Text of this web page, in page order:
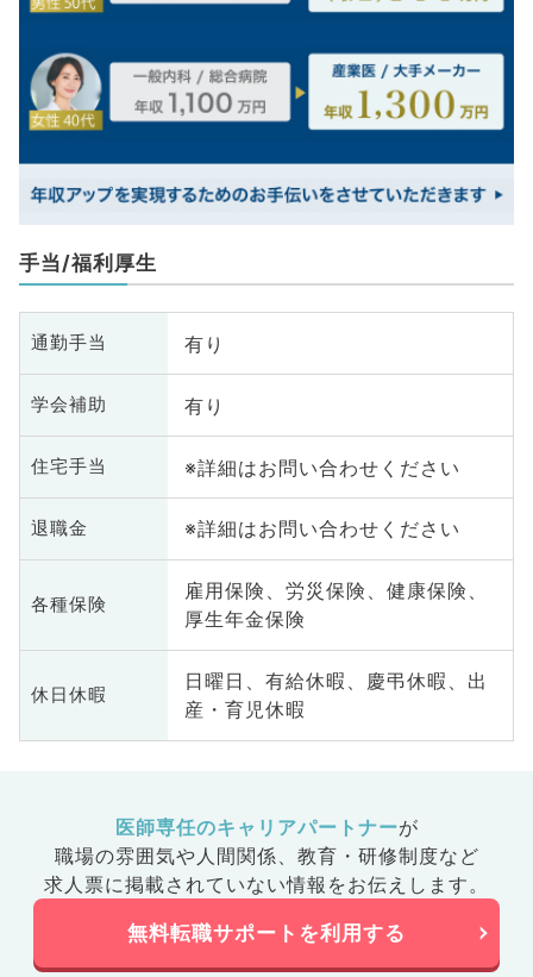
手当/福利厚生
通勤手当 有り
学会補助 有り
住宅手当 ※詳細はお問い合わせください
退職金 ※詳細はお問い合わせください
各種保険
雇用保険、労災保険、健康保険、
厚生年金保険
休日休暇
日曜日、有給休暇、慶弔休暇、出
産・育児休暇
医師専任のキャリアパートナーが
職場の雰囲気や人間関係、 教育・研修制度など
求人票に掲載されていない情報をお伝えします。
無料転職サポートを利用する